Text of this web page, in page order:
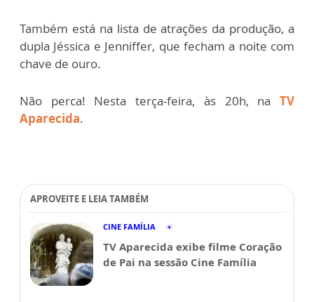
Também está na lista de atrações da produção, a
dupla Jéssica e Jenniffer, que fecham a noite com
chave de ouro.
Não perca! Nesta terça-feira, às 20h, na TV
Aparecida.
APROVEITE E LEIA TAMBÉM
CINE FAMÍLIA
TV Aparecida exibe filme Coração
de Pai na sessão Cine Família